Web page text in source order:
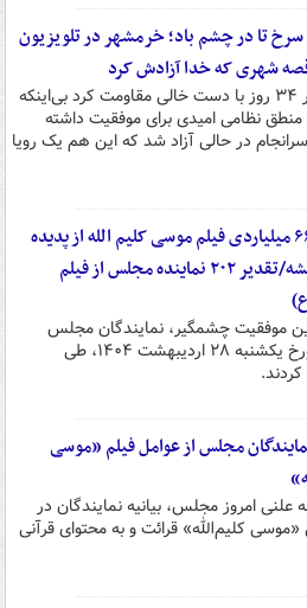
تا در چشم باد؛ خرمشهر در تلویزیون
شهری که خدا آزادش کرد
خرمشهر ۳۴ روز با دست خالی مقاومت کرد بی‌اینکه
منطق نظامی امیدی برای موفقیت داشته
در حالی آزاد شد که این هم یک رویا
فروش ۶۶ میلیاردی فیلم موسی کلیم الله از پدیده
های گیشه/تقدیر ۲۰۲ نماینده مجلس از فیلم
موفقیت چشمگیر، نمایندگان مجلس
شورای اسلامی در جلسه علنی مورخ یکشنبه ۲۸ اردیبهشت ۱۴۰۴، طی
مجلس از عوامل فیلم «موسی
علنی امروز مجلس، بیانیه نمایندگان در
کلیم‌الله» قرائت و به محتوای قرآنی